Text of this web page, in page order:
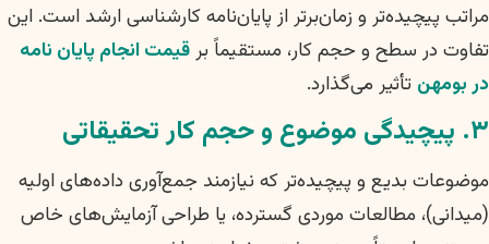
مراتب پیچیده‌تر و زمان‌برتر از پایان‌نامه کارشناسی ارشد است. این
تفاوت در سطح و حجم کار، مستقیماً بر قیمت انجام پایان نامه
در بومهن تأثیر می‌گذارد.
۳. پیچیدگی موضوع و حجم کار تحقیقاتی
موضوعات بدیع و پیچیده‌تر که نیازمند جمع‌آوری داده‌های اولیه
(میدانی)، مطالعات موردی گسترده، یا طراحی آزمایش‌های خاص